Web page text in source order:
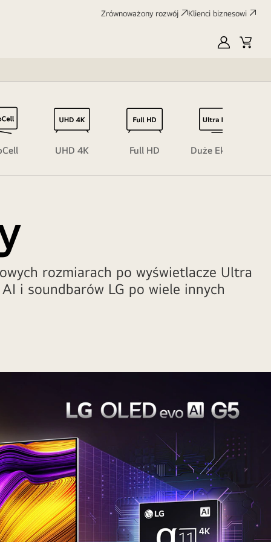
Zrównoważony rozwój Klienci biznesowi
MyLG
UHD 4K Full HD Duże Ekrany
rozmiarach po wyświetlacze Ultra
i soundbarów LG po wiele innych